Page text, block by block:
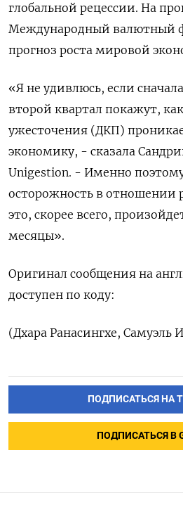
глобальной рецессии. На
Международный валютный
прогноз роста мировой
«Я не удивлюсь, если
второй квартал покажут,
ужесточения (ДКП)
экономику, - сказала
Unigestion. - Именно
осторожность в отношении
это, скорее всего,
месяцы».
Оригинал сообщения на
доступен по коду:
(Дхара Ранасингхе,
ПОДПИСАТЬСЯ НА
ПОДПИСАТЬСЯ В